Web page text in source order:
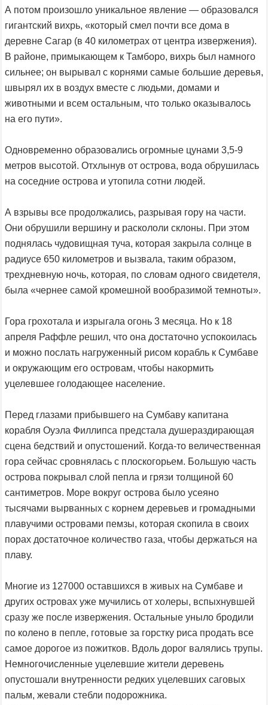
А потом произошло уникальное явление — образовался
гигантский вихрь, «который смел почти все дома в
деревне Сагар (в 40 километрах от центра извержения).
В районе, примыкающем к Тамборо, вихрь был намного
сильнее; он вырывал с корнями самые большие деревья,
швырял их в воздух вместе с людьми, домами и
животными и всем остальным, что только оказывалось
на его пути».
Одновременно образовались огромные цунами 3,5-9
метров высотой. Отхлынув от острова, вода обрушилась
на соседние острова и утопила сотни людей.
А взрывы все продолжались, разрывая гору на части.
Они обрушили вершину и раскололи склоны. При этом
поднялась чудовищная туча, которая закрыла солнце в
радиусе 650 километров и вызвала, таким образом,
трехдневную ночь, которая, по словам одного свидетеля,
была «чернее самой кромешной вообразимой темноты».
Гора грохотала и изрыгала огонь 3 месяца. Но к 18
апреля Раффле решил, что она достаточно успокоилась
и можно послать нагруженный рисом корабль к Сумбаве
и окружающим его островам, чтобы накормить
уцелевшее голодающее население.
Перед глазами прибывшего на Сумбаву капитана
корабля Оуэла Филлипса предстала душераздирающая
сцена бедствий и опустошений. Когда-то величественная
гора сейчас сровнялась с плоскогорьем. Большую часть
острова покрывал слой пепла и грязи толщиной 60
сантиметров. Море вокруг острова было усеяно
тысячами вырванных с корнем деревьев и громадными
плавучими островами пемзы, которая скопила в своих
порах достаточное количество газа, чтобы держаться на
плаву.
Многие из 127000 оставшихся в живых на Сумбаве и
других островах уже мучились от холеры, вспыхнувшей
сразу же после извержения. Остальные уныло бродили
по колено в пепле, готовые за горстку риса продать все
самое дорогое из пожитков. Вдоль дорог валялись трупы.
Немногочисленные уцелевшие жители деревень
опустошали внутренности редких уцелевших саговых
пальм, жевали стебли подорожника.